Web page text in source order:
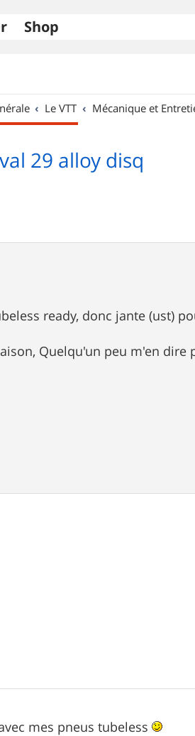
Shop
Le VTT Mécanique et
29 alloy disq
ready, donc jante (ust)
Quelqu'un peu m'en dire
mes pneus tubeless